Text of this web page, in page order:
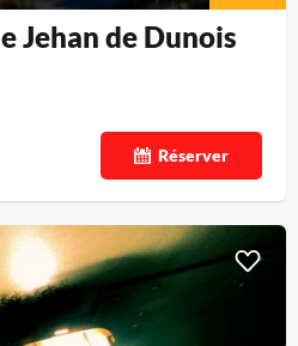
Jehan de Dunois
Réserver